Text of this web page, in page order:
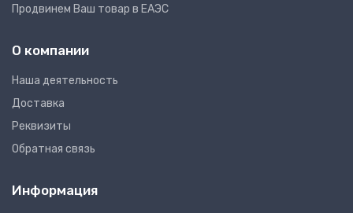
Продвинем Ваш товар в ЕАЭС
О компании
Наша деятельность
Доставка
Реквизиты
Обратная связь
Информация